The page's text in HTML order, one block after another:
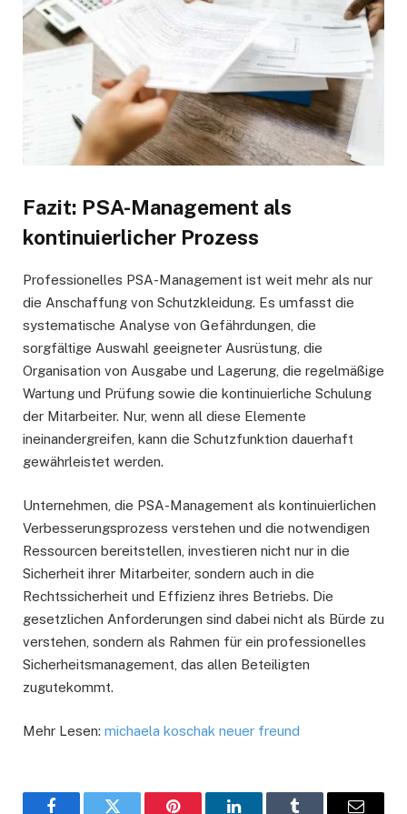
Fazit: PSA-Management als
kontinuierlicher Prozess
Professionelles PSA-Management ist weit mehr als nur
die Anschaffung von Schutzkleidung. Es umfasst die
systematische Analyse von Gefährdungen, die
sorgfältige Auswahl geeigneter Ausrüstung, die
Organisation von Ausgabe und Lagerung, die regelmäßige
Wartung und Prüfung sowie die kontinuierliche Schulung
der Mitarbeiter. Nur, wenn all diese Elemente
ineinandergreifen, kann die Schutzfunktion dauerhaft
gewährleistet werden.
Unternehmen, die PSA-Management als kontinuierlichen
Verbesserungsprozess verstehen und die notwendigen
Ressourcen bereitstellen, investieren nicht nur in die
Sicherheit ihrer Mitarbeiter, sondern auch in die
Rechtssicherheit und Effizienz ihres Betriebs. Die
gesetzlichen Anforderungen sind dabei nicht als Bürde zu
verstehen, sondern als Rahmen für ein professionelles
Sicherheitsmanagement, das allen Beteiligten
zugutekommt.
Mehr Lesen: michaela koschak neuer freund